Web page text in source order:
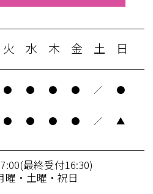
火 水 木 金 土 日
● ● ● ● ／ ●
● ● ● ● ／ ▲
最終受付16:30)
曜・土曜・祝日